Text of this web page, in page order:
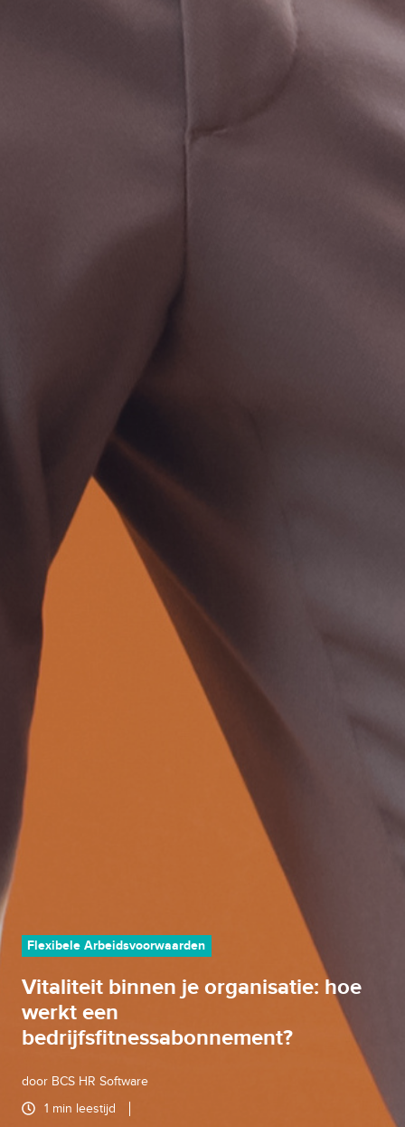
Flexibele Arbeidsvoorwaarden
Vitaliteit binnen je organisatie: hoe
werkt een
bedrijfsfitnessabonnement?
door BCS HR Software
1 min leestijd